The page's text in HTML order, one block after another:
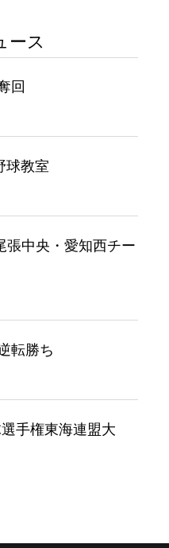
ース
回
球教室
張中央・愛知西チー
転勝ち
手権東海連盟大